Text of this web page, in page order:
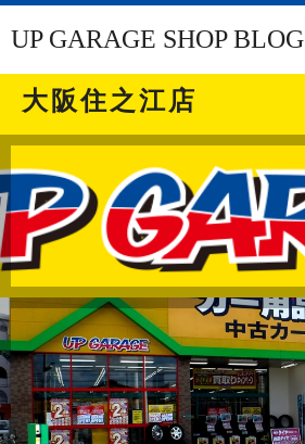
UP GARAGE SHOP BLOG
大阪住之江店